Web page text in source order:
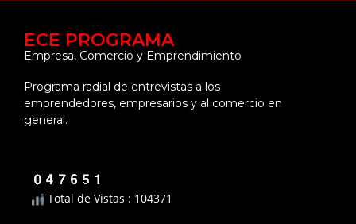
ECE PROGRAMA
Empresa, Comercio y Emprendimiento
Programa radial de entrevistas a los
emprendedores, empresarios y al comercio en
general.
Total de Vistas : 104371